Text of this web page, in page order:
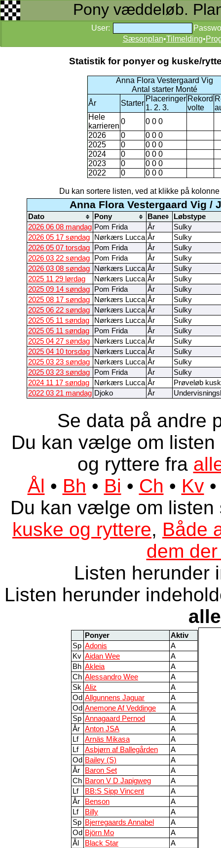
Pony væddeløb.
User:
Sæsonplan•Tilmelding•
Statistik for ponyer og kuske/
Anna Flora Vestergaard Vig
Antal starter Monté
År
Starter
Placeringer
1. 2. 3.
Rekord
volte
Hele
karrieren
0
0 0 0
2026
0
0 0 0
2025
0
0 0 0
2024
0
0 0 0
2023
0
0 0 0
2022
0 0 0 0
Du kan sortere listen, ved at klikke på
Anna Flora Vestergaard Vig /
Dato Pony Bane
Løbstype
2026 06 08 mandag Pom Frida År
Sulky
2026 05 17 søndag
Nørkærs Lucca År
Sulky
2026 05 07 torsdag
Pom Frida År
Sulky
2026 03 22 søndag
Pom Frida År
Sulky
2026 03 08 søndag
Nørkærs Lucca År
Sulky
2025 11 29 lørdag
Nørkærs Lucca År
Sulky
2025 09 14 søndag
Pom Frida År
Sulky
2025 08 17 søndag
Nørkærs Lucca År
Sulky
2025 06 22 søndag
Nørkærs Lucca År
Sulky
2025 05 11 søndag
Nørkærs Lucca År
Sulky
2025 05 11 søndag
Pom Frida År
Sulky
2025 04 27 søndag
Nørkærs Lucca År
Sulky
2025 04 10 torsdag
Nørkærs Lucca År
Sulky
2025 03 23 søndag
Nørkærs Lucca År
Sulky
2025 03 23 søndag
Pom Frida År
Sulky
2024 11 17 søndag
Nørkærs Lucca År
Prøveløb
2022 03 21 mandag Djoko År
Se data på andre
Du kan vælge om
og ryttere fra
Ål • Bh • Bi • Ch • Kv
Du kan vælge om
kuske og ryttere, Både
dem
Listen herunder
Listen herunder
alle
Ponyer
Aktiv
Sp Adonis
A
Kv Aidan Wee
A
Bh Akleia
A
Ch Alessandro Wee
A
Sk Aliz
A
Od Allgunnens Jaguar
A
Od Anemone Af Veddinge
A
Sp Annagaard Pernod
A
År
Anton JSA
A
Lf
Arnäs Mikasa
A
Lf
Asbjørn af Ballegården
A
Od Bailey (S)
A
År
Baron Set
A
Ch Baron V D Japigweg
A
Lf
BB:S Sipp Vincent
A
År
Benson
A
Lf
Billy
A
Sp Bjerregaards Annabel
A
Od Björn Mo
A
Ål
Black Star
A